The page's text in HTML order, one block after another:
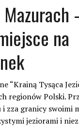
na
“Krainą Tysąca
regionów Polski.
zza granicy swoimi
jeziorami i